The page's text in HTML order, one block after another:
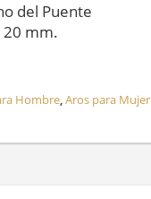
del Puente
20 mm.
Hombre,Aros para Mujer